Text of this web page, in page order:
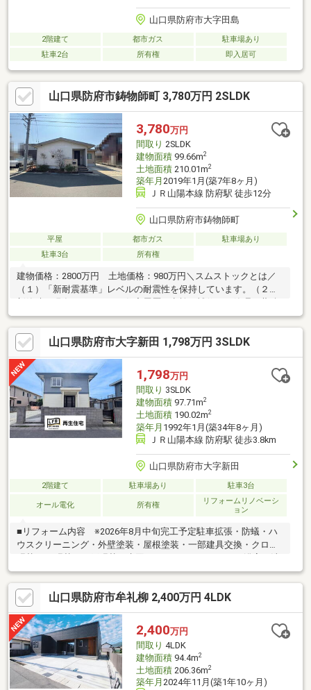
山口県防府市大字田島
2階建て 都市ガス
駐車場あり
駐車2台
所有権 即入居可
山口県防府市鋳物師町 3,780万円 2SLDK
3,780万円
間取り 2SLDK
建物面積99.66m2
土地面積210.01m2
築年月 2019年1月(築7年8ヶ月)
ＪＲ山陽本線 防府駅 徒歩12分
山口県防府市鋳物師町
平屋 都市ガス
駐車場あり
駐車3台
所有権
建物価格：2800万円 土地価格：980万円＼スムストックとは／
（１）「新耐震基準」レベルの耐震性を保持しています。（２）
しています。（３）５０年以上のメンテナンスプログラムに対
応。住宅購入後もそのまま引き継ぐことが可能です。・駐車３台
可能・太陽光発電付き・西側洋室は仕切りをすることで２部屋と
しての使用可能※敷地内に電柱あり
山口県防府市大字新田 1,798万円 3SLDK
1,798万円
間取り 3SLDK
建物面積97.71m2
土地面積190.02m2
築年月 1992年1月(築34年8ヶ月)
ＪＲ山陽本線 防府駅 徒歩3.8km
山口県防府市大字新田
2階建て 駐車場あり 駐車3台
オール電化 所有権
リフォームリノベーシ
ョン
■リフォーム内容 ※2026年8月中旬完工予定駐車拡張・防蟻・ハ
ウスクリーニング・外壁塗装・屋根塗装・一部建具交換・クロス
張替・CF張替・網戸張替・水回り（キッチン・トイレ・浴室・洗
面）全交換・浄化槽撤去（オール電化に変更）・下水道接続
山口県防府市牟礼柳 2,400万円 4LDK
2,400万円
間取り 4LDK
建物面積94.4m2
土地面積206.36m2
築年月 2024年11月(築1年10ヶ月)